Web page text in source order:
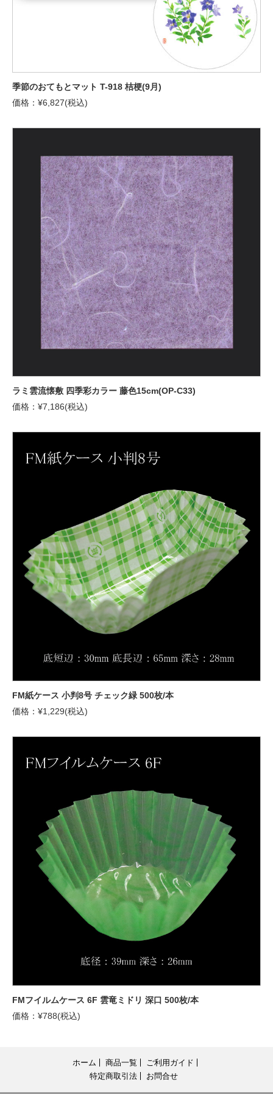
季節のおてもとマット T-918 桔梗(9月)
価格：¥6,827(税込)
ラミ雲流懐敷 四季彩カラー 藤色15cm(OP-C33)
価格：¥7,186(税込)
FM紙ケース 小判8号 チェック緑 500枚/本
価格：¥1,229(税込)
FMフイルムケース 6F 雲竜ミドリ 深口 500枚/本
価格：¥788(税込)
ホーム 商品一覧
ご利用ガイド
特定商取引法
お問合せ